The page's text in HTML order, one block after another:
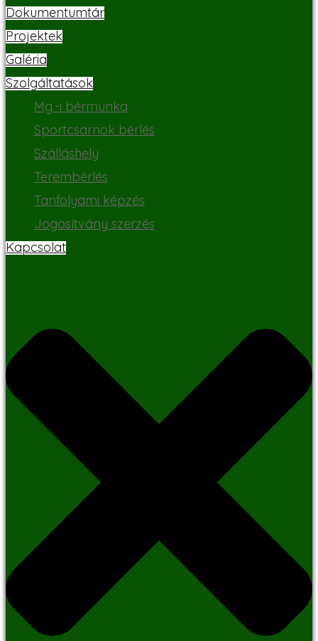
Dokumentumtár
Projektek
Galéria
Szolgáltatások
Mg.-i bérmunka
Sportcsarnok bérlés
Szálláshely
Terembérlés
Tanfolyami képzés
Jogosítvány szerzés
Kapcsolat